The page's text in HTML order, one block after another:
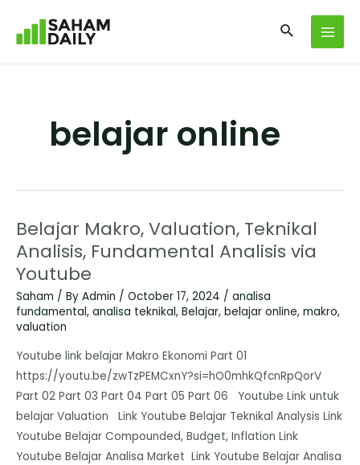
belajar online
Belajar Makro, Valuation, Teknikal
Analisis, Fundamental Analisis via
Youtube
Saham / By Admin / October 17, 2024 / analisa
fundamental, analisa teknikal, Belajar, belajar online, makro,
valuation
Youtube link belajar Makro Ekonomi Part 01
https://youtu.be/zwTzPEMCxnY?si=hO0mhkQfcnRpQorV
Part 02 Part 03 Part 04 Part 05 Part 06 Youtube Link untuk
belajar Valuation Link Youtube Belajar Teknikal Analysis Link
Youtube Belajar Compounded, Budget, Inflation Link
Youtube Belajar Analisa Market Link Youtube Belajar Analisa